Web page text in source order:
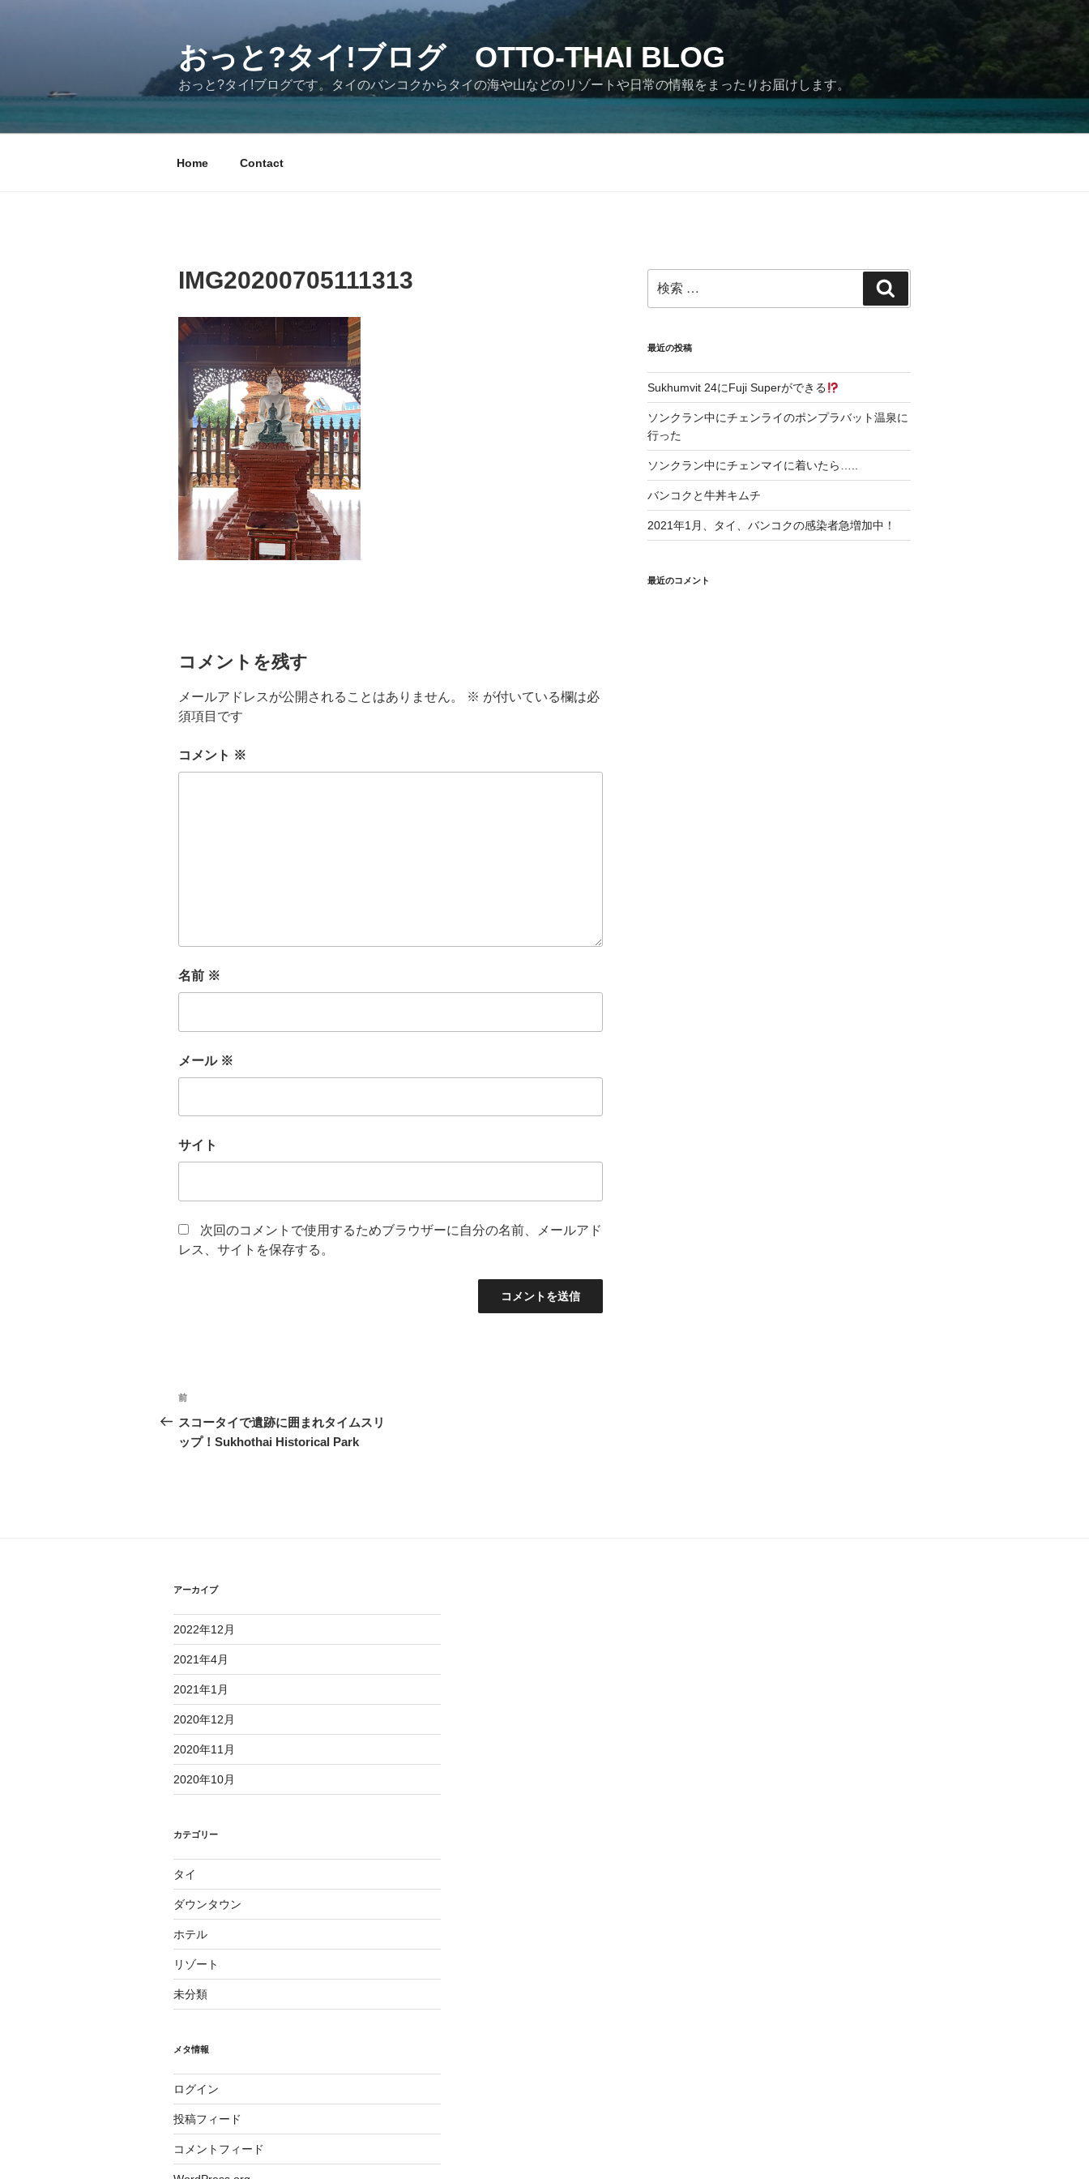
おっと?タイ!ブログ OTTO-THAI BLOG
おっと?タイ!ブログです。タイのバンコクからタイの海や山などのリゾートや日常の情報をまったりお届けします。
Home Contact
IMG20200705111313
コメントを残す
メールアドレスが公開されることはありません。 ※ が付いている欄は必
須項目です
コメント ※
名前 ※
メール ※
サイト
次回のコメントで使用するためブラウザーに自分の名前、メールアド
レス、サイトを保存する。
投
稿
ナ
ョ
ン
過
去
の
前
スコータイで遺跡に囲まれタイムスリ
ップ！Sukhothai Historical Park
索:
索
最近の投稿
Sukhumvit 24にFuji Superができる
ソンクラン中にチェンライのポンプラバット温泉に
行った
ソンクラン中にチェンマイに着いたら…..
バンコクと牛丼キムチ
2021年1月、タイ、バンコクの感染者急増加中！
最近のコメント
アーカイブ
2022年12月
2021年4月
2021年1月
2020年12月
2020年11月
2020年10月
カテゴリー
タイ
ダウンタウン
ホテル
リゾート
未分類
メタ情報
ログイン
投稿フィード
コメントフィード